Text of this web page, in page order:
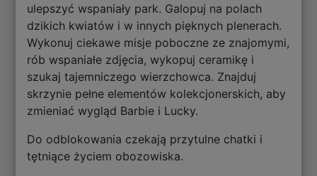
ulepszyć wspaniały park. Galopuj na polach
dzikich kwiatów i w innych pięknych plenerach.
Wykonuj ciekawe misje poboczne ze znajomymi,
rób wspaniałe zdjęcia, wykopuj ceramikę i
szukaj tajemniczego wierzchowca. Znajduj
skrzynie pełne elementów kolekcjonerskich, aby
zmieniać wygląd Barbie i Lucky.
Do odblokowania czekają przytulne chatki i
tętniące życiem obozowiska.